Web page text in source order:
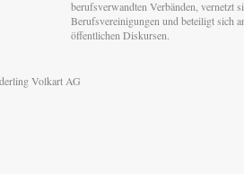
berufsverwandten Verbänden, vernetzt
Berufsvereinigungen und beteiligt sich
öffentlichen Diskursen.
Volkart AG